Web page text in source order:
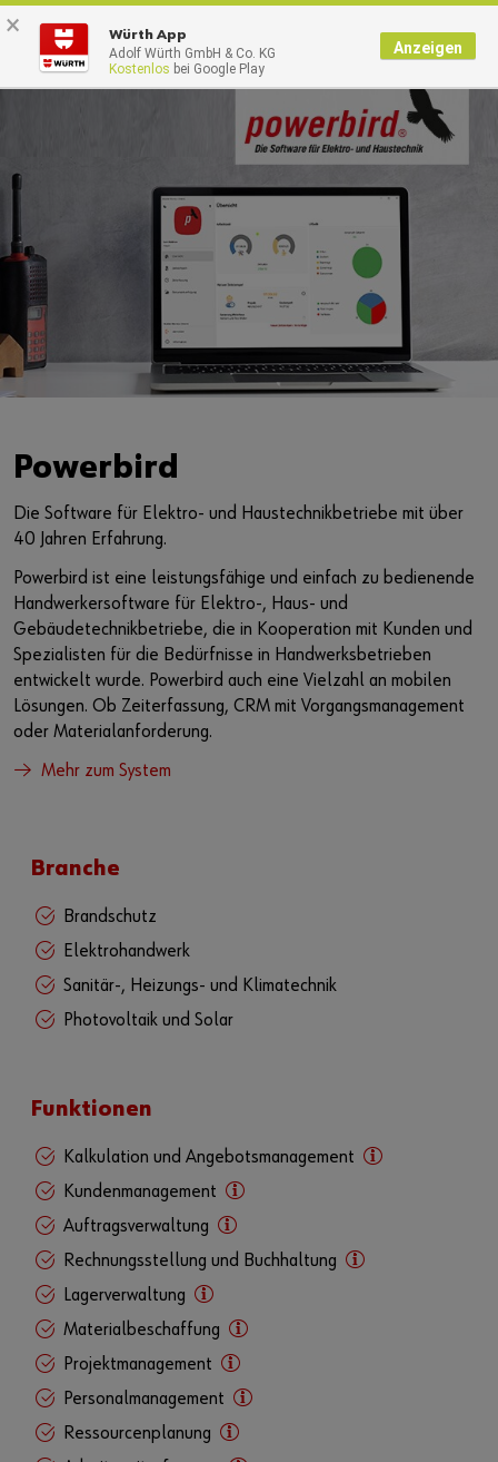
Powerbird
Die Software für Elektro- und Haustechnikbetriebe mit über
40 Jahren Erfahrung.
Powerbird ist eine leistungsfähige und einfach zu bedienende
Handwerkersoftware für Elektro-, Haus- und
Gebäudetechnikbetriebe, die in Kooperation mit Kunden und
Spezialisten für die Bedürfnisse in Handwerksbetrieben
entwickelt wurde. Powerbird auch eine Vielzahl an mobilen
Lösungen. Ob Zeiterfassung, CRM mit Vorgangsmanagement
oder Materialanforderung.
Mehr zum System
Branche
Brandschutz
Elektrohandwerk
Sanitär-, Heizungs- und Klimatechnik
Photovoltaik und Solar
Funktionen
Kalkulation und Angebotsmanagement
Kundenmanagement
Auftragsverwaltung
Rechnungsstellung und Buchhaltung
Lagerverwaltung
Materialbeschaffung
Projektmanagement
Personalmanagement
Ressourcenplanung
× Würth App
Adolf Würth GmbH & Co. KG
Kostenlos bei Google Play
Anzeigen